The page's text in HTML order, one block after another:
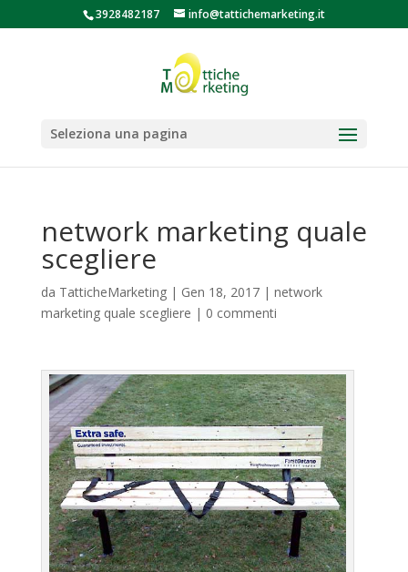
3928482187 info@tattichemarketing.it
Seleziona una pagina
network marketing quale
scegliere
da TatticheMarketing| Gen 18, 2017| network
marketing quale scegliere | 0 commenti